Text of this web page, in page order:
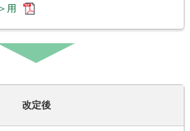
用
改定後